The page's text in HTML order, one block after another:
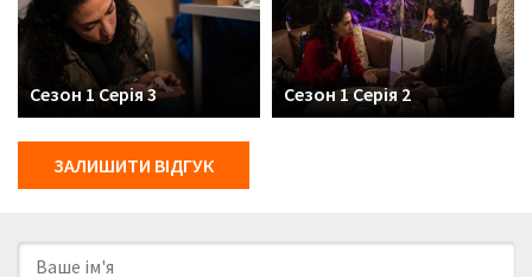
Сезон 1 Серія 3 Сезон 1 Серія 2
ЗАЛИШИТИ ВІДГУК